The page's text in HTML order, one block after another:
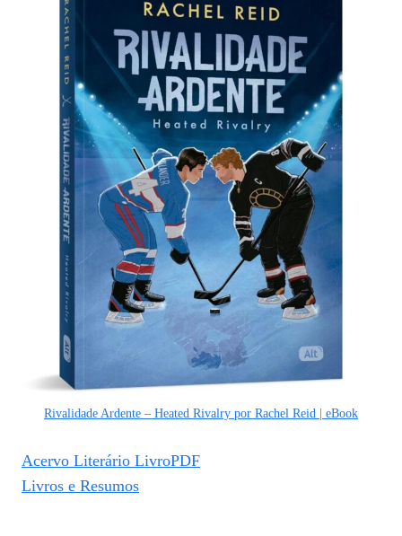
Rivalidade Ardente – Heated Rivalry por Rachel Reid | eBook
Acervo Literário LivroPDF
Livros e Resumos